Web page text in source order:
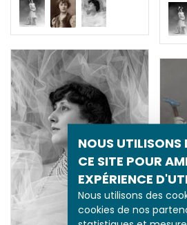
NOUS UTILISONS
CE SITE POUR
EXPÉRIENCE
Nous utilisons des
cookies de nos